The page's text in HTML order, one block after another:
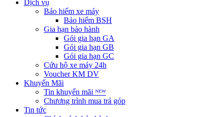
Dịch vụ
Bảo hiểm xe máy
Bảo hiểm BSH
Gia hạn bảo hành
Gói gia hạn GA
Gói gia hạn GB
Gói gia hạn GC
Cứu hộ xe máy 24h
Voucher KM DV
Khuyến Mãi
Tin khuyến mãi ᴺᴱᵂ
Chương trình mua trả góp
Tin tức